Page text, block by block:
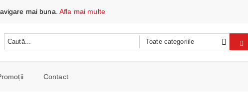
ȘI ÎNCĂRCARE
Contact
mai buna.Afla mai multe